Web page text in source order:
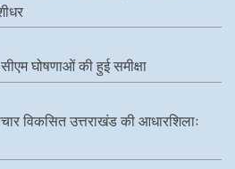
घोषणाओं की हुई समीक्षा
विकसित उत्तराखंड की आधारशिलाः